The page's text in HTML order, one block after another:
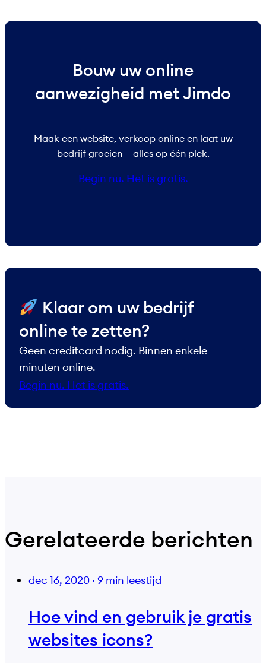
Bouw uw online
aanwezigheid met Jimdo
Maak een website, verkoop online en laat uw
bedrijf groeien — alles op één plek.
Begin nu. Het is gratis.
​ Klaar om uw bedrijf
online te zetten?
Geen creditcard nodig. Binnen enkele
minuten online.
Begin nu. Het is gratis.
Gerelateerde berichten
dec 16, 2020 · 9 min leestijd
Hoe vind en gebruik je gratis
websites icons?